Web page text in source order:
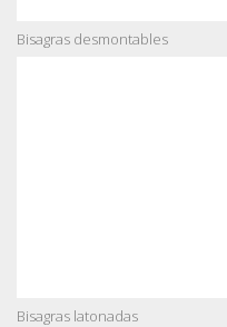
Bisagras desmontables
Bisagras latonadas